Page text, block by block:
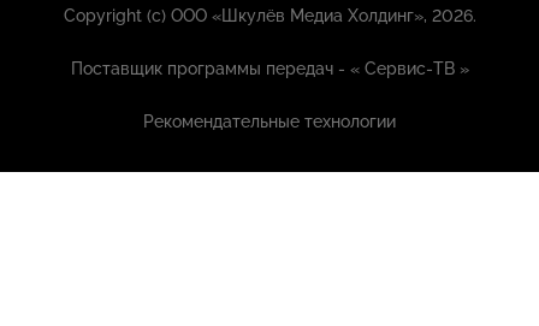
Copyright (с) ООО «Шкулёв Медиа Холдинг», 2026.
Поставщик программы передач - «Сервис-ТВ »
Рекомендательные технологии